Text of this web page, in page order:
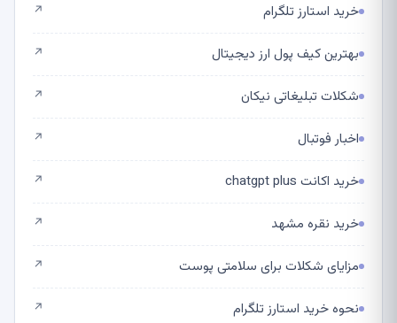
خرید استارز تلگرام ↗
بهترین کیف پول ارز دیجیتال ↗
شکلات تبلیغاتی نیکان ↗
اخبار فوتبال ↗
خرید اکانت chatgpt plus ↗
خرید نقره مشهد ↗
مزایای شکلات برای سلامتی پوست ↗
نحوه خرید استارز تلگرام ↗